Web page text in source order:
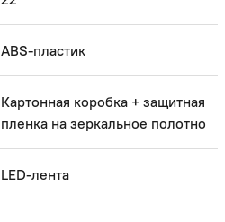
ABS-пластик
Картонная коробка + защитная
пленка на зеркальное полотно
LED-лента